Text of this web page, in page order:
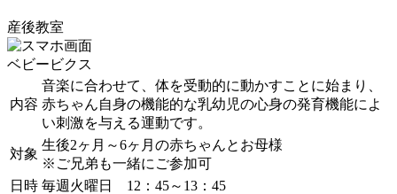
産後教室
ベビービクス
内容
音楽に合わせて、体を受動的に動かすことに始まり、
赤ちゃん自身の機能的な乳幼児の心身の発育機能によ
い刺激を与える運動です。
対象
生後2ヶ月～6ヶ月の赤ちゃんとお母様
※ご兄弟も一緒にご参加可
日時 毎週火曜日 12：45～13：45